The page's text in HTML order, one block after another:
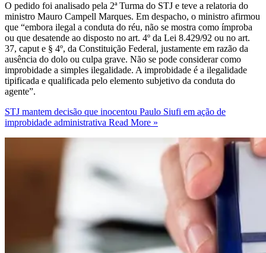
O pedido foi analisado pela 2ª Turma do STJ e teve a relatoria do
ministro Mauro Campell Marques. Em despacho, o ministro afirmou
que “embora ilegal a conduta do réu, não se mostra como ímproba
ou que desatende ao disposto no art. 4º da Lei 8.429/92 ou no art.
37, caput e § 4º, da Constituição Federal, justamente em razão da
ausência do dolo ou culpa grave. Não se pode considerar como
improbidade a simples ilegalidade. A improbidade é a ilegalidade
tipificada e qualificada pelo elemento subjetivo da conduta do
agente”.
STJ mantem decisão que inocentou Paulo Siufi em ação de
improbidade administrativa Read More »